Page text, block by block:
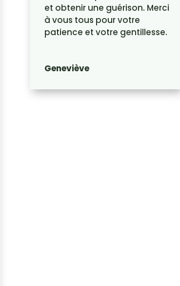
et obtenir une guérison. Merci
à vous tous pour votre
patience et votre gentillesse.
Geneviève